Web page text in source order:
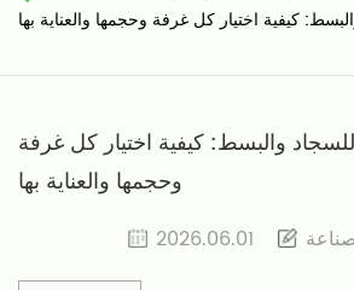
كيفية اختيار كل غرفة وحجمها والعناية بها
والبسط: كيفية اختيار كل غرفة
وحجمها والعناية بها
2026.06.01